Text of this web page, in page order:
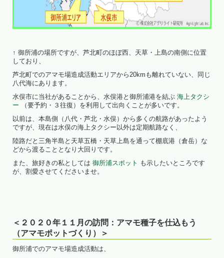
↑ 御所浦の場所ですが、芦北町のほぼ西、天草・上島の南側に位置
しており、
芦北町でのアマモ場造成活動エリアから20kmも離れていない、同じ
八代海にあります。
水俣市に当社があることから、水俣港と御所浦港を結ぶ 海上タクシ
ー
（要予約・３往復）を利用して出向くことが多いです。
以前は、本島側（八代・芦北・水俣）から多くの航路があったよう
ですが、現在は水俣の海上タクシー以外は定期航路なく、
陸路だと三角半島と天草五橋・天草上島を通って棚底港（倉岳）な
どから渡ることとなり大回りです。
また、旅好きの私としては 御所浦スポット も示したいところです
が、割愛させてくださいませ。
＜２０２０年１１月の訪問：アマモ種子を仕込もう
（アマモポットづくり）＞
御所浦でのアマモ場造成活動は、